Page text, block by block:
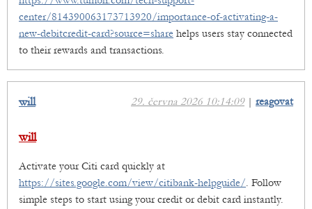
center/814390063173713920/importance-of-activating-a-
new-debitcredit-card?source=share helps users stay connected
to their rewards and transactions.
29. června 2026 10:14:09| reagovat
will
will
Activate your Citi card quickly at
https://sites.google.com/view/citibank-helpguide/. Follow
simple steps to start using your credit or debit card instantly.